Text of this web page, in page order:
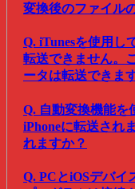
変換後のファイル
Q. iTunesを使用し
転送できません。
ータは転送できま
Q. 自動変換機能を
iPhoneに転送され
れますか？
Q. PCとiOSデバイ